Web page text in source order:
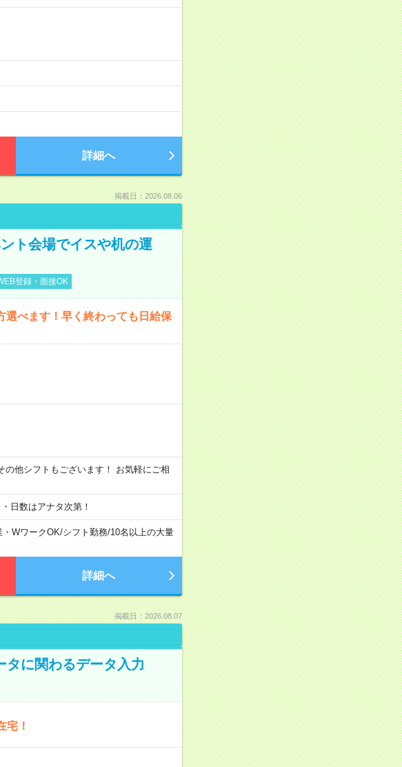
詳細へ
掲載日：2026.08.06
ト会場でイスや机の運
登録・面接OK
選べます！早く終わっても日給保
他シフトもございます！ お気軽にご相
日数はアナタ次第！
・WワークOK/シフト勤務/10名以上の大量
詳細へ
掲載日：2026.08.07
タに関わるデータ入力
宅！